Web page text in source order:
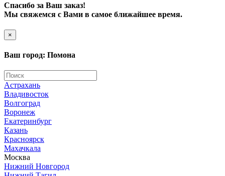
Спасибо за Ваш заказ!
Мы свяжемся с Вами в самое ближайшее время.
×
Ваш город: Помона
Астрахань
Владивосток
Волгоград
Воронеж
Екатеринбург
Казань
Красноярск
Махачкала
Москва
Нижний Новгород